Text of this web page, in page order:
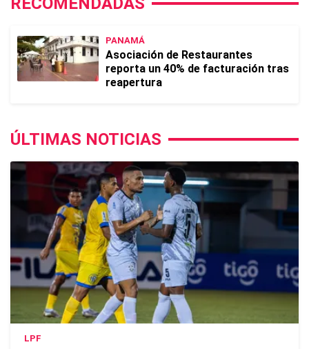
PANAMÁ
Asociación de Restaurantes
reporta un 40% de facturación tras
reapertura
ÚLTIMAS NOTICIAS
LPF